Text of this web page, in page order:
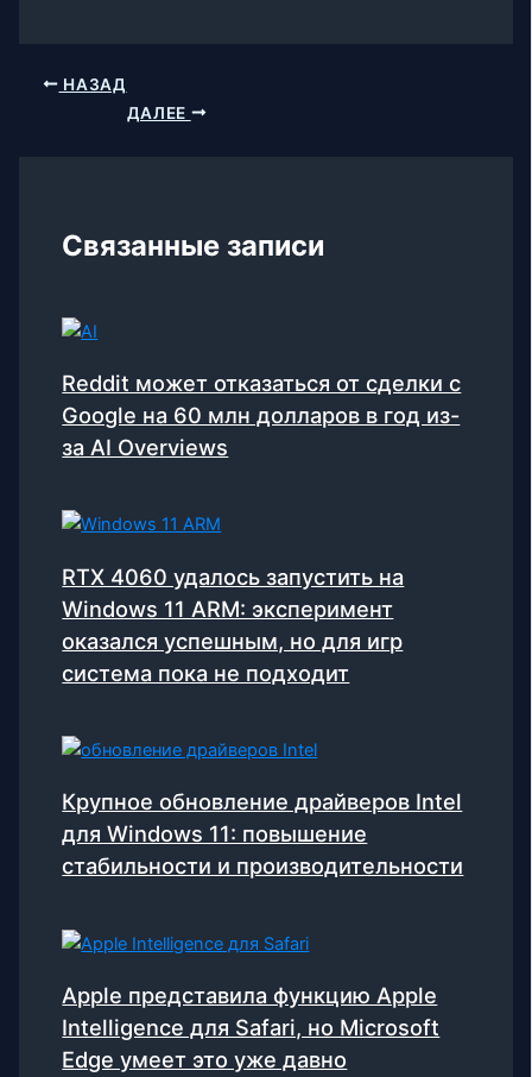
НАЗАД
ДАЛЕЕ
Связанные записи
Reddit может отказаться от сделки с
Google на 60 млн долларов в год из-
за AI Overviews
RTX 4060 удалось запустить на
Windows 11 ARM: эксперимент
оказался успешным, но для игр
система пока не подходит
Крупное обновление драйверов Intel
для Windows 11: повышение
стабильности и производительности
Apple представила функцию Apple
Intelligence для Safari, но Microsoft
Edge умеет это уже давно